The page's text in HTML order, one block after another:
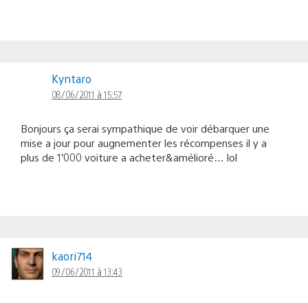
Kyntaro
08/06/2011 à 15:57
Bonjours ça serai sympathique de voir débarquer une
mise a jour pour augnementer les récompenses il y a
plus de 1’000 voiture a acheter&amélioré… lol
kaori714
09/06/2011 à 13:43